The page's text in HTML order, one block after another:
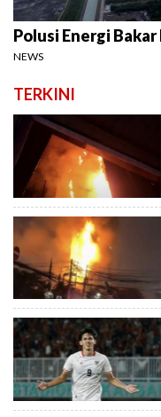
Polusi Energi
NEWS
TERKINI